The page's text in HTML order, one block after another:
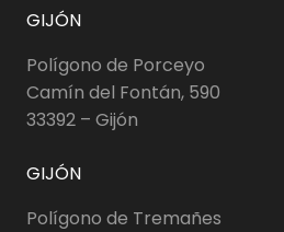
GIJÓN
Polígono de Porceyo
Camín del Fontán, 590
33392 – Gijón
GIJÓN
Polígono de Tremañes